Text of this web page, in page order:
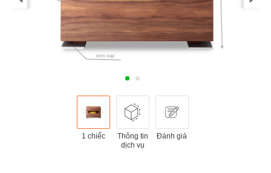
1 chiếc
Thông tin
dịch vụ
Đánh giá